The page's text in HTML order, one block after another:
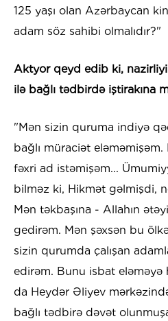
125 yaşı olan Azərbaycan
adam söz sahibi olmalıdır?"
Aktyor qeyd edib ki,
ilə bağlı tədbirdə iştirakına
"Mən sizin quruma indiyə
bağlı müraciət
fəxri ad istəmişəm...
bilməz ki, Hikmət gəlmişdi,
Mən təkbaşına - Allahın
gedirəm. Mən şəxsən bu
sizin qurumda çalışan
edirəm. Bunu isbat eləməyə
da Heydər Əliyev
bağlı tədbirə dəvət